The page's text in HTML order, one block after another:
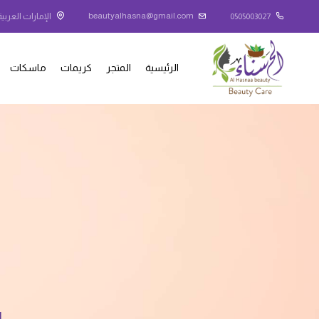
0505003027
beautyalhasna@gmail.com الإمارات
الرئيسية المتجر كريمات ماسكات